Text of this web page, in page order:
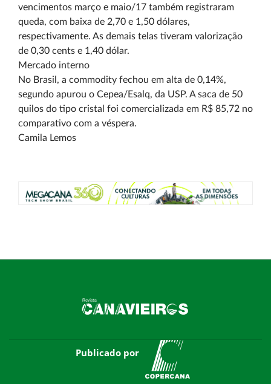
vencimentos março e maio/17 também registraram
queda, com baixa de 2,70 e 1,50 dólares,
respectivamente. As demais telas tiveram valorização
de 0,30 cents e 1,40 dólar.
Mercado interno
No Brasil, a commodity fechou em alta de 0,14%,
segundo apurou o Cepea/Esalq, da USP. A saca de 50
quilos do tipo cristal foi comercializada em R$ 85,72 no
comparativo com a véspera.
Camila Lemos
Publicado por